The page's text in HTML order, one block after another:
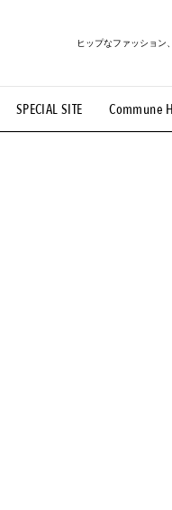
SPECIAL SITE Commune H
ヒップなファッション
#路地裏てぃーん。
#LIFESTYLE